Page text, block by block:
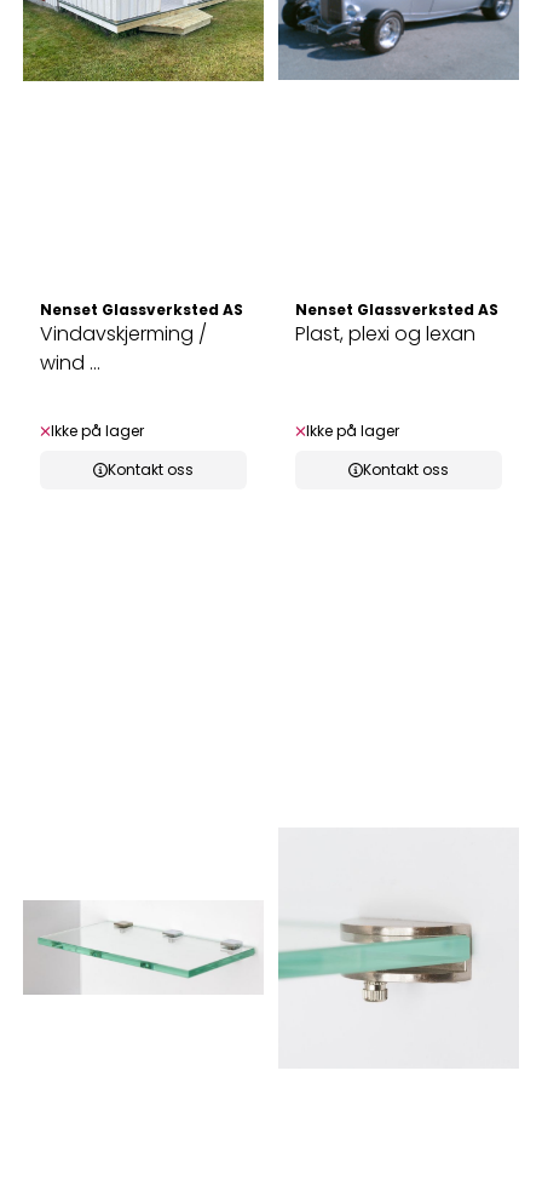
Nenset Glassverksted AS
Vindavskjerming /
wind ...
Ikke på lager
Kontakt oss
Nenset Glassverksted AS
Plast, plexi og lexan
Ikke på lager
Kontakt oss